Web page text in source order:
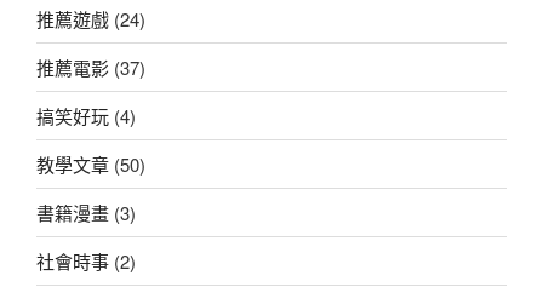
推薦遊戲 (24)
推薦電影 (37)
搞笑好玩 (4)
教學文章 (50)
書籍漫畫 (3)
社會時事 (2)